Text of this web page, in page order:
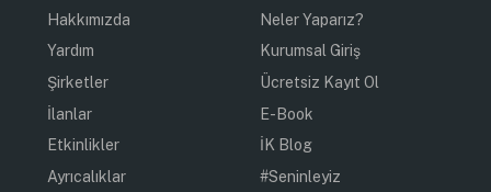
Hakkımızda
Yardım
Şirketler
İlanlar
Etkinlikler
Ayrıcalıklar
Neler Yaparız?
Kurumsal Giriş
Ücretsiz Kayıt Ol
E-Book
İK Blog
#Seninleyiz